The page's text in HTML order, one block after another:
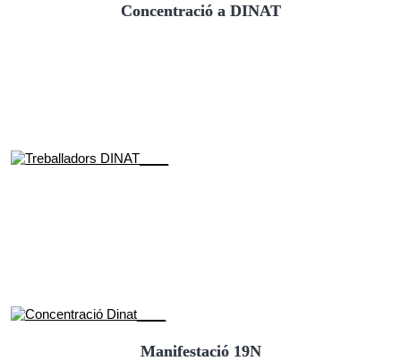
Concentració a DINAT
Manifestació 19N